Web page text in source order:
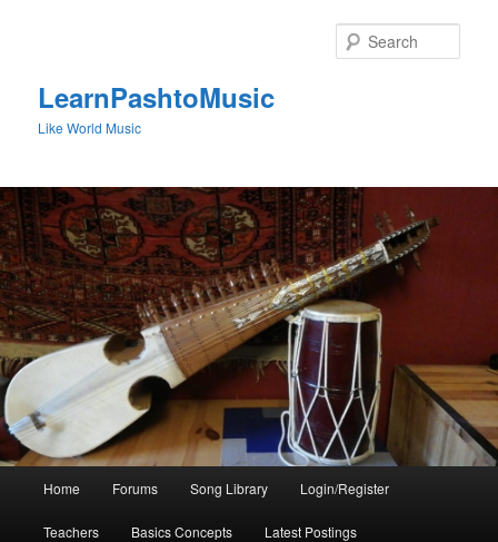
LearnPashtoMusic
Like World Music
Home Forums Song Library Login/Register
Teachers Basics Concepts Latest Postings